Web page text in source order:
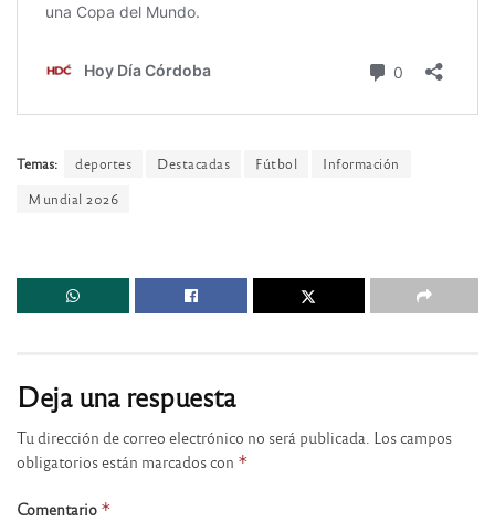
Temas: deportes Destacadas Fútbol
Información
Mundial 2026
Deja una respuesta
Tu dirección de correo electrónico no será publicada. Los campos
obligatorios están marcados con *
Comentario *